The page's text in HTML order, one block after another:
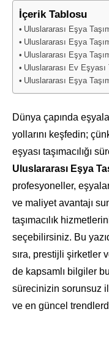
İçerik Tablosu
Uluslararası Eşya
Uluslararası Eşya
Uluslararası Eşya
Uluslararası Ev Eşyası
Uluslararası Eşya
Dünya çapında
yollarını keşfedin;
eşyası taşımacılığı
Uluslararası Eşya
profesyoneller,
ve maliyet avantajı
taşımacılık
seçebilirsiniz. Bu
sıra, prestijli şirketler
de kapsamlı bilgiler
sürecinizin sorunsuz
ve en güncel